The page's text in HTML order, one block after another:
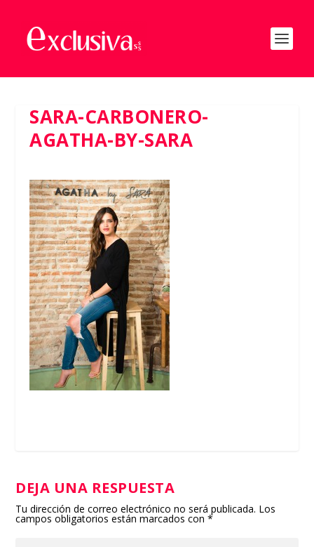
SARA-CARBONERO-
AGATHA-BY-SARA
DEJA UNA RESPUESTA
Tu dirección de correo electrónico no será publicada. Los
campos obligatorios están marcados con*